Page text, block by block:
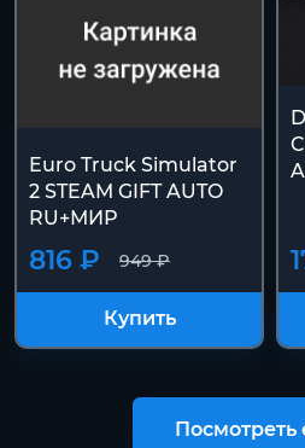
Euro Truck Simulator
2 STEAM GIFT AUTO
816 ₽
Купить